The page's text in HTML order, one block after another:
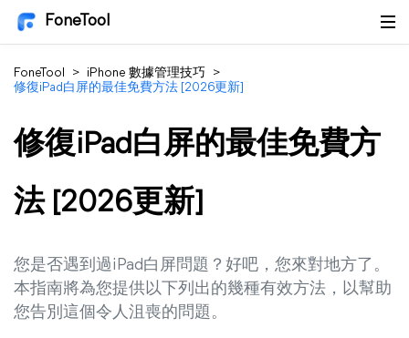
FoneTool
FoneTool > iPhone 數據管理技巧
>
修復iPad白屏的最佳免費方法 [2026更新]
修復iPad白屏的最佳免費方
法 [2026更新]
您是否遇到過iPad白屏問題？好吧，您來對地方了。
本指南將為您提供以下列出的幾種有效方法，以幫助
您告別這個令人沮喪的問題。